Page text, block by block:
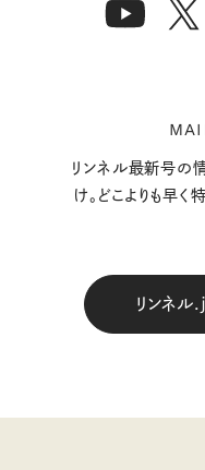
リンネル最新号の
け。どこよりも早
リンネ